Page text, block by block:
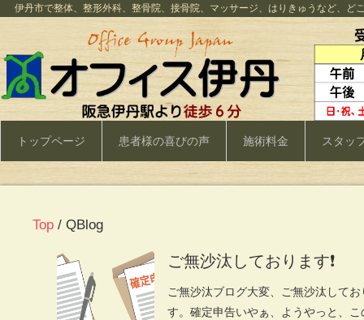
伊丹市で整体、整形外科、整骨院、接骨院、マッサージ、はりきゅうなど、
トップページ 患者様の喜びの声 施術料金 スタッ
Top / QBlog
ご無沙汰しております❗️
ご無沙汰ブログ大変、ご無沙汰して
す。確定申告いやぁ、ようやっと、